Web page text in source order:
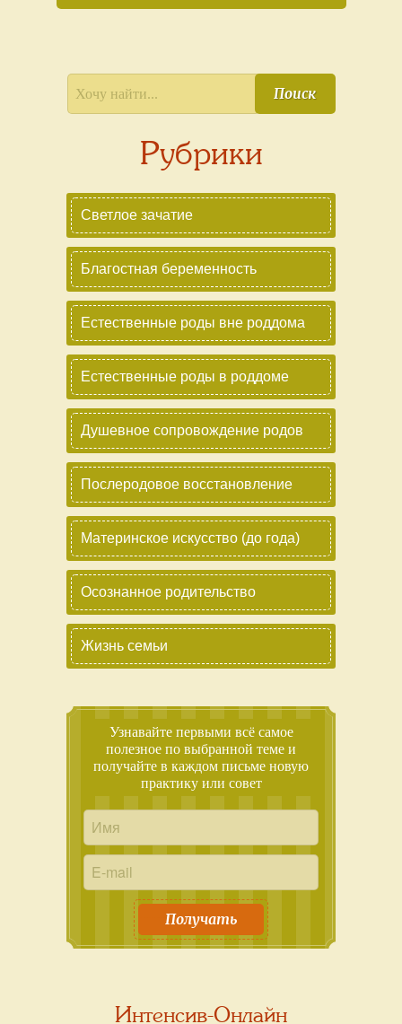
Поиск
Рубрики
Светлое зачатие
Благостная беременность
Естественные роды вне роддома
Естественные роды в роддоме
Душевное сопровождение родов
Послеродовое восстановление
Материнское искусство (до года)
Осознанное родительство
Жизнь семьи
Узнавайте первыми всё самое
полезное по выбранной теме и
получайте в каждом письме новую
практику или совет
Получать
Интенсив-Онлайн